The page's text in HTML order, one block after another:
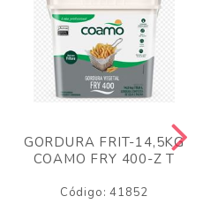
GORDURA FRIT-14,5KG
COAMO FRY 400-Z T
Código: 41852